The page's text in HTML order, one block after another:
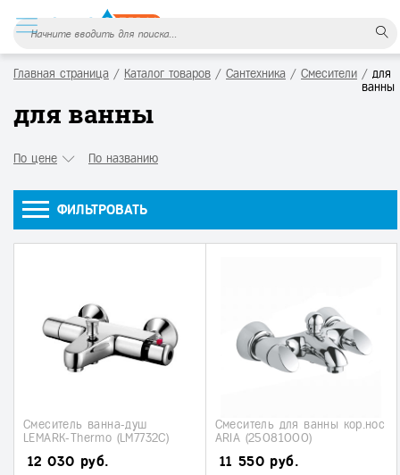
Главная страница / Каталог товаров / Сантехника / Смесители / для
ванны
для ванны
По цене По названию
ФИЛЬТРОВАТЬ
Смеситель ванна-душ
LEMARK-Thermo (LM7732С)
12 030 руб.
Смеситель для ванны кор.нос
ARIA (25081000)
11 550 руб.